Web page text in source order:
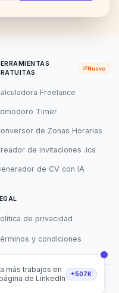
Nuevo
Freelance
Timer
de Zonas Horarias
de invitaciones .ics
de CV con IA
de privacidad
y condiciones
derechos reservados.
más trabajos en
de LinkedIn
+507K